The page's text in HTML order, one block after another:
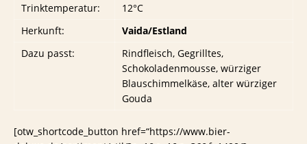
Trinktemperatur:
12°C
Herkunft:
Vaida/Estland
Dazu passt:
Rindfleisch, Gegrilltes,
Schokoladenmousse, würziger
Blauschimmelkäse, alter würziger
Gouda
[otw_shortcode_button href=“https://www.bier-